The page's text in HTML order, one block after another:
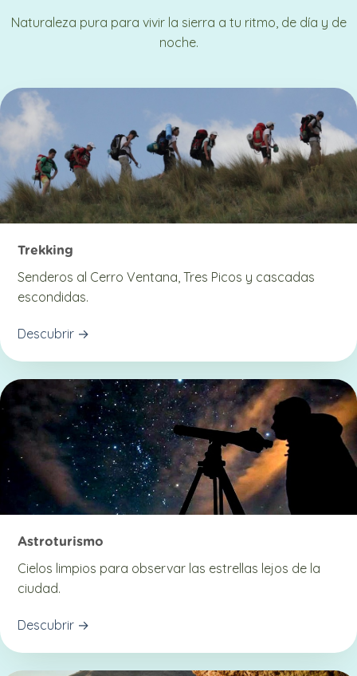
Naturaleza pura para vivir la sierra a tu ritmo, de día y de
noche.
Trekking
Senderos al Cerro Ventana, Tres Picos y cascadas
escondidas.
Descubrir →
Astroturismo
Cielos limpios para observar las estrellas lejos de la
ciudad.
Descubrir →